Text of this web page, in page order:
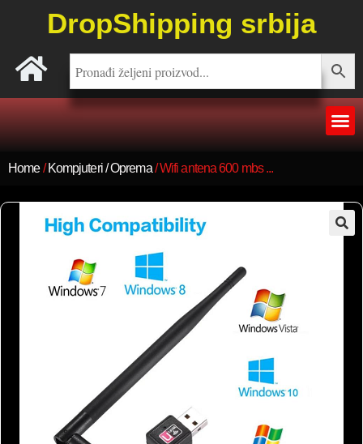
DropShipping srbija
Home/Kompjuteri / Oprema/ Wifi antena 600 mbs ...